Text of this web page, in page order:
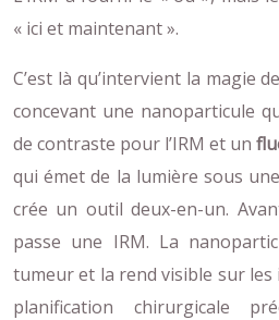
« ici et maintenant ».
C’est là qu’intervient la magie
concevant une nanoparticule
de contraste pour l’IRM et un
qui émet de la lumière sous
crée un outil deux-en-un.
passe une IRM. La
tumeur et la rend visible sur
planification chirurgicale